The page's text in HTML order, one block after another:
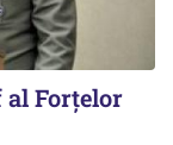
al Forțelor